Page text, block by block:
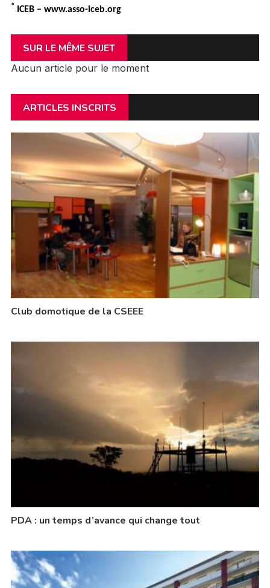
* ICEB – www.asso-iceb.org
SUR LE MÊME SUJET
Aucun article pour le moment
ARTICLES INSCRITS
Club domotique de la CSEEE
PDA : un temps d’avance qui change tout